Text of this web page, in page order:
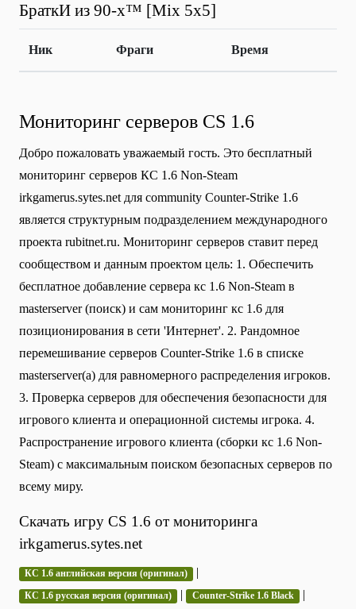
БраткИ из 90-х™ [Mix 5x5]
Ник Фраги Время
Мониторинг серверов CS 1.6
Добро пожаловать уважаемый гость. Это бесплатный
мониторинг серверов КС 1.6 Non-Steam
irkgamerus.sytes.net для community Сounter-Strike 1.6
является структурным подразделением международного
проекта rubitnet.ru. Мониторинг серверов ставит перед
сообществом и данным проектом цель: 1. Обеспечить
бесплатное добавление сервера кс 1.6 Non-Steam в
masterserver (поиск) и сам мониторинг кс 1.6 для
позиционирования в сети 'Интернет'. 2. Рандомное
перемешивание серверов Counter-Strike 1.6 в списке
masterserver(а) для равномерного распределения игроков.
3. Проверка серверов для обеспечения безопасности для
игрового клиента и операционной системы игрока. 4.
Распространение игрового клиента (сборки кс 1.6 Non-
Steam) с максимальным поиском безопасных серверов по
всему миру.
Скачать игру CS 1.6 от мониторинга
irkgamerus.sytes.net
КС 1.6 английская версия (оригинал) |
КС 1.6 русская версия (оригинал) | Counter-Strike 1.6 Black |